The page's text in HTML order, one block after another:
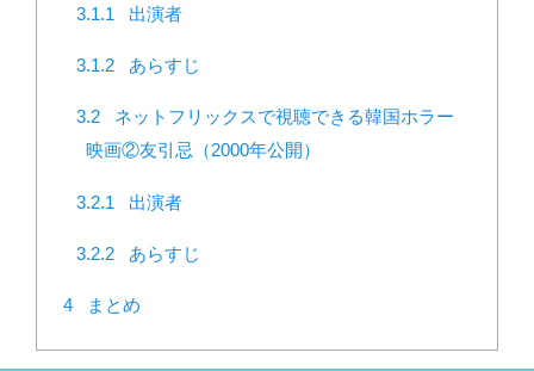
3.1.1 出演者
3.1.2 あらすじ
3.2
ネットフリックスで視聴できる韓国ホラー
映画②友引忌（2000年公開）
3.2.1 出演者
3.2.2 あらすじ
4 まとめ